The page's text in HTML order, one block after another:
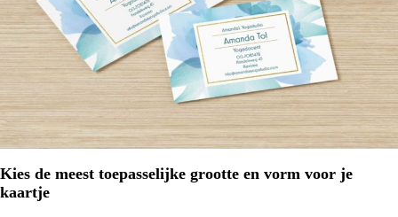
Kies de meest toepasselijke grootte en vorm voor je
kaartje